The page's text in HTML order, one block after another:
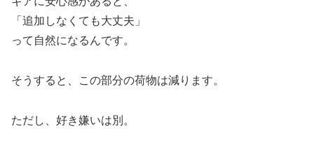
「追加しなくても大丈夫」
って自然になるんです。
そうすると、この部分の荷物は減ります。
ただし、好き嫌いは別。